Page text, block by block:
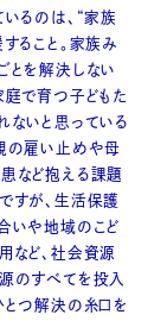
いるのは、“家族
ること。家族み
とを解決しない
庭で育つ子どもた
ないと思っている
の雇い止めや母
など抱える課題
すが、生活保護
いや地域のこど
など、社会資源
のすべてを投入
とつ解決の糸口を